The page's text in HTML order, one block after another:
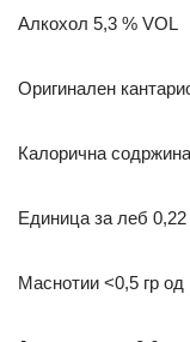
Алкохол 5,3 % VOL
Оригинален
Калорична
Единица за леб 0,22
Маснотии <0,5 гр од